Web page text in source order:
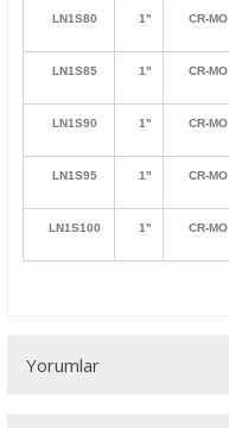
LN1S80 1" CR-MO
LN1S85 1" CR-MO
LN1S90 1" CR-MO
LN1S95 1" CR-MO
LN1S100 1" CR-MO
Yorumlar